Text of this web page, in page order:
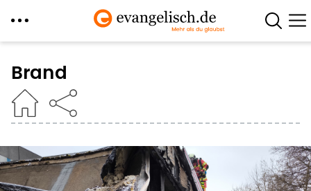
zum
Inhalt
Brand